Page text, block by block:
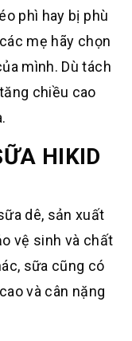
phì hay bị phù
mẹ hãy chọn
mình. Dù tách
chiều cao
HIKID
dê, sản xuất
vệ sinh và chất
sữa cũng có
và cân nặng